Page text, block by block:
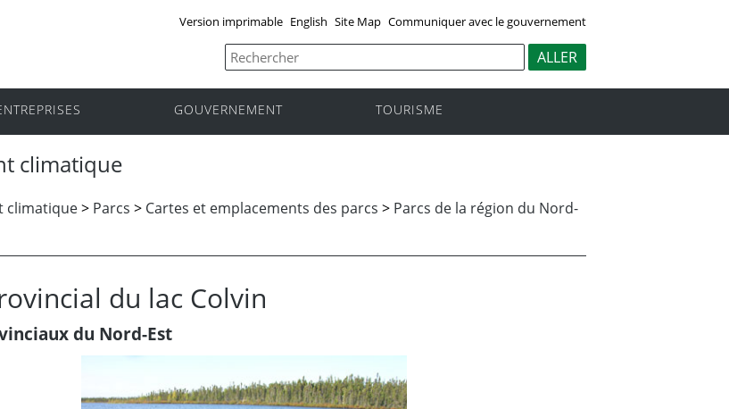
Version imprimable English Site Map Communiquer avec le gouvernement
GOUVERNEMENT TOURISME
climatique
climatique> Parcs > Cartes et emplacements des parcs > Parcs de la région du Nord-
du lac Colvin
du Nord-Est